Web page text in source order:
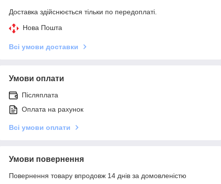
Доставка здійснюється тільки по передоплаті.
Нова Пошта
Всі умови доставки
Умови оплати
Післяплата
Оплата на рахунок
Всі умови оплати
Умови повернення
Повернення товару впродовж 14 днів за домовленістю